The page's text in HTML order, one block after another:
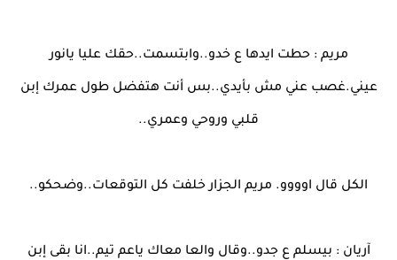
مريم : حطت ايدها ع خدو..وابتسمت..حقك عليا يانور
عيني.غصب عني مش بأيدي..بس أنت هتفضل طول عمرك إبن
قلبي وروحي وعمري..
الكل قال اوووو. مريم الجزار خلفت كل التوقعات..وضحكو..
آريان : بيسلم ع جدو..وقال والعا معاك ياعم تيم..انا بقى إبن